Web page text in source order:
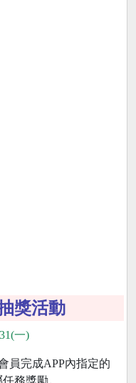
獎活動
一)
員完成APP內指定的
務獎勵。